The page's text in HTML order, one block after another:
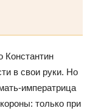
Константин
в свои руки. Но
императрица
только при